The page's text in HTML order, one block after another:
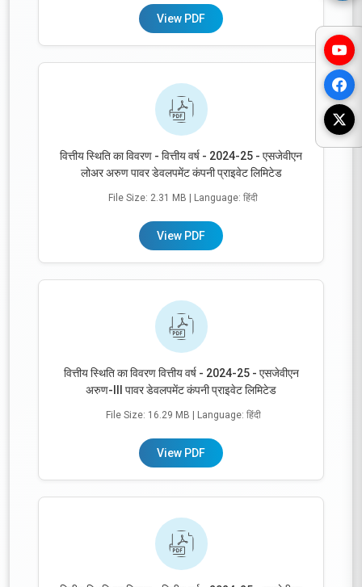
View PDF
वित्तीय स्थिति का विवरण - वित्तीय वर्ष - 2024-25 - एसजेवीएन
लोअर अरुण पावर डेवलपमेंट कंपनी प्राइवेट लिमिटेड
File Size: 2.31 MB | Language: हिंदी
View PDF
वित्तीय स्थिति का विवरण वित्तीय वर्ष - 2024-25 - एसजेवीएन
अरुण-III पावर डेवलपमेंट कंपनी प्राइवेट लिमिटेड
File Size: 16.29 MB | Language: हिंदी
View PDF